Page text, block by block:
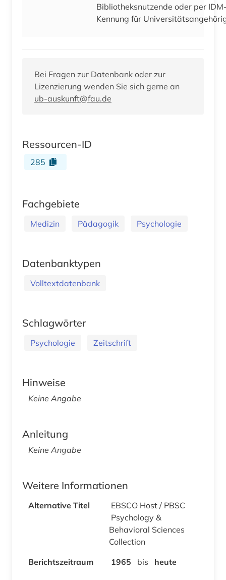
Bibliotheksnutzende oder per
Kennung für
Bei Fragen zur Datenbank oder zur
Lizenzierung wenden Sie sich gerne an
ub-auskunft@fau.de
Ressourcen-ID
285
Fachgebiete
Medizin Pädagogik Psychologie
Datenbanktypen
Volltextdatenbank
Schlagwörter
Psychologie Zeitschrift
Hinweise
Keine Angabe
Anleitung
Keine Angabe
Weitere Informationen
Alternative Titel
EBSCO Host / PBSC
Psychology &
Behavioral Sciences
Collection
Berichtszeitraum
1965 bis heute